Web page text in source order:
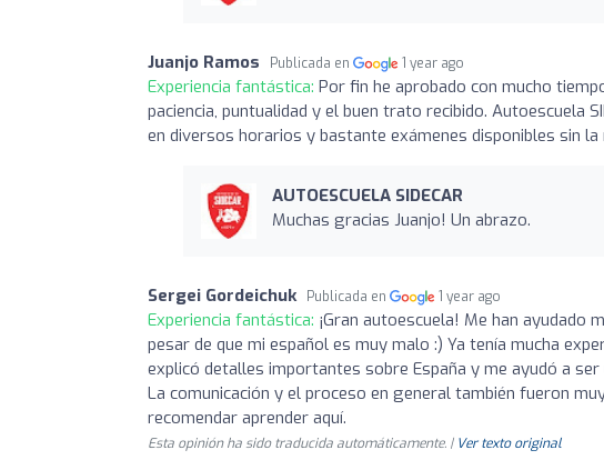
Juanjo Ramos Publicada en 1 year ago
Experiencia fantástica: Por fin he aprobado con mucho
paciencia, puntualidad y el buen trato recibido. Autoescuela
en diversos horarios y bastante exámenes disponibles sin
AUTOESCUELA SIDECAR
Muchas gracias Juanjo! Un abrazo.
Sergei Gordeichuk Publicada en 1 year ago
Experiencia fantástica: ¡Gran autoescuela! Me han ayudado
pesar de que mi español es muy malo :) Ya tenía mucha
explicó detalles importantes sobre España y me ayudó a
La comunicación y el proceso en general también fueron
recomendar aprender aquí.
Esta opinión ha sido traducida automáticamente. | Ver texto original